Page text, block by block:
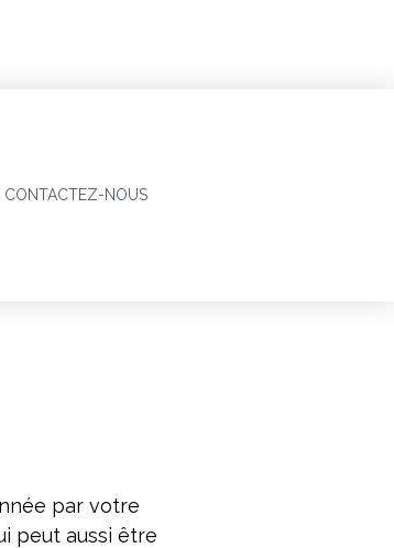
CONTACTEZ-NOUS
par votre
peut aussi être